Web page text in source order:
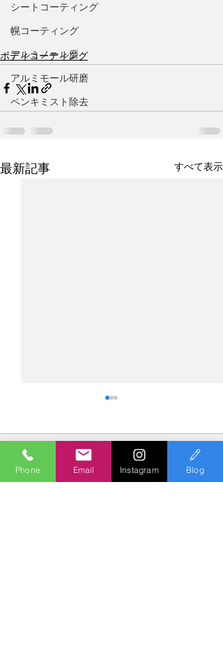
シートコーティング
幌コーティング
アルミノール磨
アルミモール研磨
ペンキミスト除去
ボディコーティング
最新記事 すべて表示
コメント
Phone Email Instagram Blog